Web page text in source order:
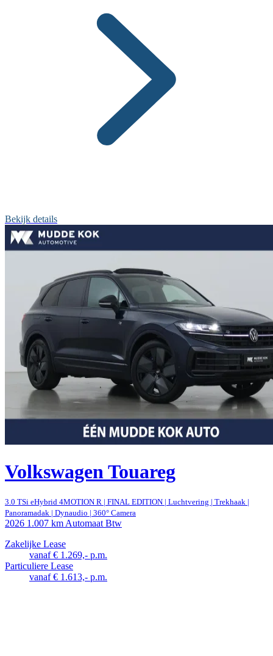
Bekijk details
Volkswagen Touareg
3.0 TSi eHybrid 4MOTION R | FINAL EDITION | Luchtvering | Trekhaak |
Panoramadak | Dynaudio | 360° Camera
2026 1.007 km Automaat Btw
Zakelijke Lease
vanaf € 1.269,- p.m.
Particuliere Lease
vanaf € 1.613,- p.m.